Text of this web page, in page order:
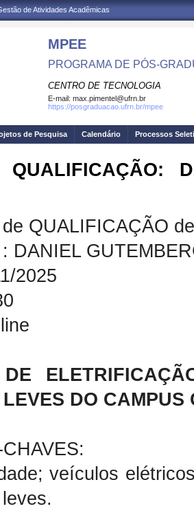
de Atividades Acadêmicas
MPEE
PROGRAMA DE PÓS-
CENTRO DE TECNOLOGIA
E-mail: max.pimentel@ufrn.br
https://posgraduacao.ufrn.br/mpee
de Pesquisa Calendário Processos
QUALIFICAÇÃO
DANIEL
2025
DE
DO
veículos